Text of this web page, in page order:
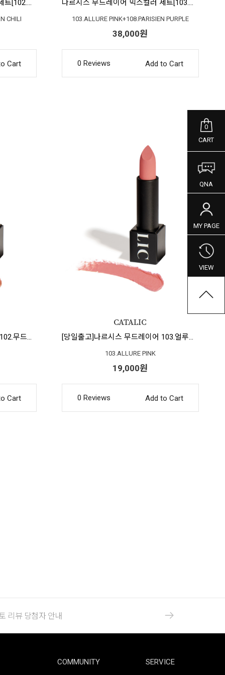
0
CART
QNA
MY PAGE
VIEW
나르시스 무드레이어 믹스컬러 세트[102.무드포커스+106.어반칠리]
CHILI
Cart
나르시스 무드레이어 믹스컬러 세트[103.얼루어핑크+108.파리지앵퍼플]
103.ALLURE PINK+108.PARISIEN PURPLE
38,000원
0 Reviews Add to Cart
Cart
103.ALLURE PINK
19,000원
0 Reviews Add to Cart
리뷰 당첨자 안내
COMMUNITY SERVICE